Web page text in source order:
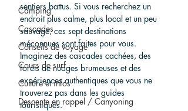
Camping
Cascades
Conseils de voyage
Cours de surf
Culture et infos
Descente en rappel / Canyoning
sentiers battus. Si vous recherchez un
endroit plus calme, plus local et un peu
sauvage, ces sept destinations
méconnues sont faites pour vous.
Imaginez des cascades cachées, des
forêts de nuages brumeuses et des
expériences authentiques que vous ne
trouverez pas dans les guides
touristiques.